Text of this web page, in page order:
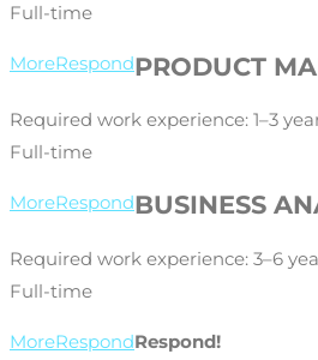
Full-time
MoreRespondPRODUCT
Required work experience: 1–3
Full-time
MoreRespondBUSINESS
Required work experience: 3–6
Full-time
MoreRespondRespond!